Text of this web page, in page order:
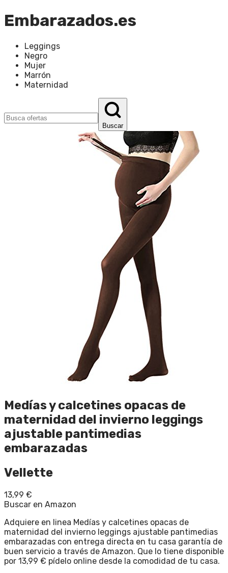
Embarazados.es
Leggings
Negro
Mujer
Marrón
Maternidad
Buscar
Medías y calcetines opacas de
maternidad del invierno leggings
ajustable pantimedias
embarazadas
Vellette
13,99 €
Buscar en Amazon
Adquiere en linea Medías y calcetines opacas de
maternidad del invierno leggings ajustable pantimedias
embarazadas con entrega directa en tu casa garantía de
buen servicio a través de Amazon. Que lo tiene disponible
por 13,99 € pídelo online desde la comodidad de tu casa.